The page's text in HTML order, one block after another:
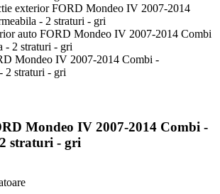
Mondeo IV 2007-2014 Combi -
straturi - gri